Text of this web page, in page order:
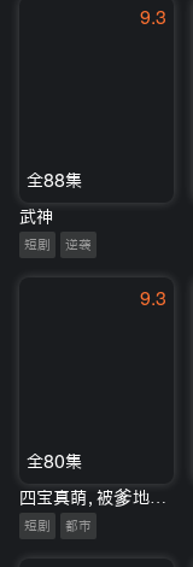
9.3
全88集
武神
短剧 逆袭
9.3
全80集
短剧 都市